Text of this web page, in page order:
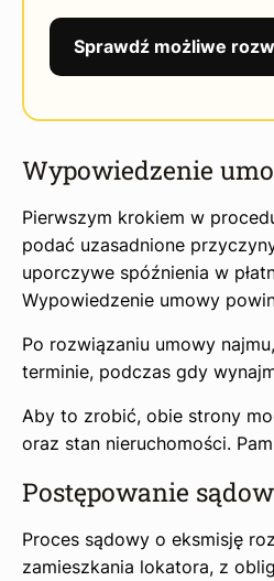
Sprawdź możliwe
Wypowiedzenie
Pierwszym krokiem w
podać uzasadnione
uporczywe spóźnienia w
Wypowiedzenie umowy
Po rozwiązaniu umowy
terminie, podczas gdy
Aby to zrobić, obie strony
oraz stan nieruchomości.
Postępowanie
Proces sądowy o eksmisję
zamieszkania lokatora, z